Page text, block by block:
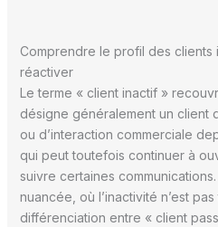
Comprendre le profil des clients
réactiver
Le terme « client inactif »
désigne généralement un client
ou d’interaction commerciale
qui peut toutefois continuer à
suivre certaines
nuancée, où l’inactivité n’est
différenciation entre « client